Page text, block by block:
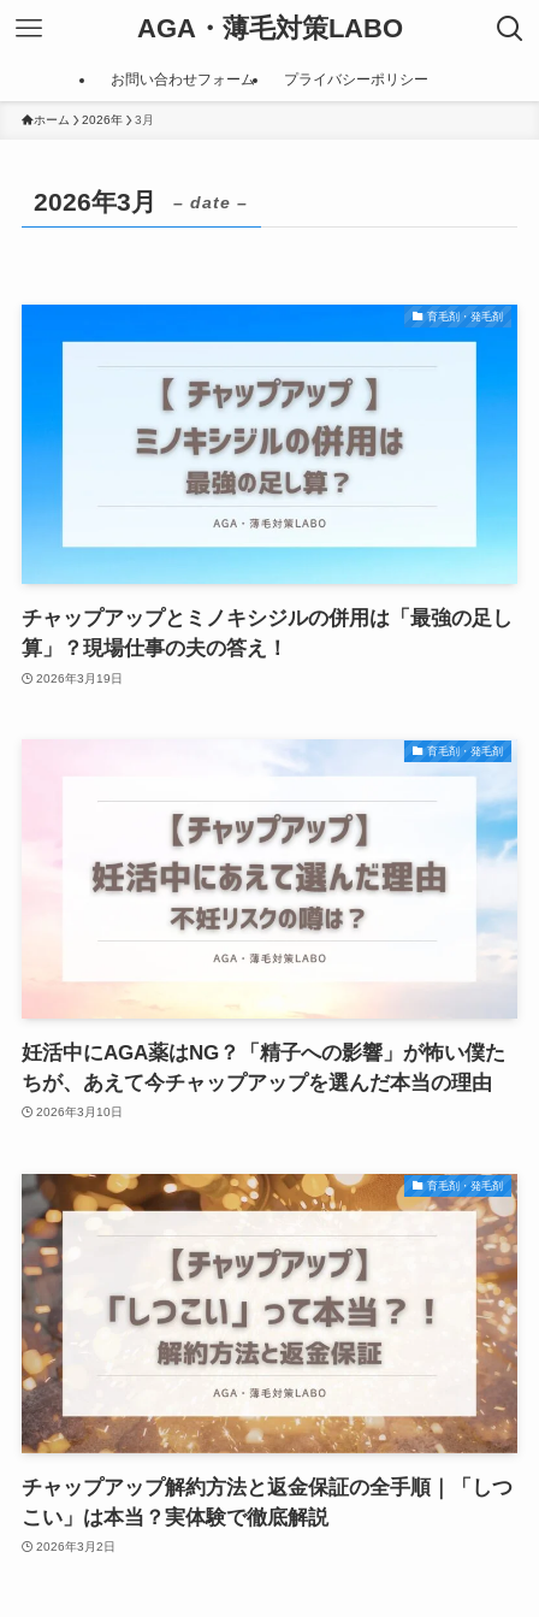
AGA・薄毛対策LABO
お問い合わせフォーム プライバシーポリシー
ホーム 2026年 3月
2026年3月 – date –
育毛剤・発毛剤
チャップアップとミノキシジルの併用は「最強の足し
算」？現場仕事の夫の答え！
2026年3月19日
育毛剤・発毛剤
妊活中にAGA薬はNG？「精子への影響」が怖い僕た
ちが、あえて今チャップアップを選んだ本当の理由
2026年3月10日
育毛剤・発毛剤
チャップアップ解約方法と返金保証の全手順｜「しつ
こい」は本当？実体験で徹底解説
2026年3月2日